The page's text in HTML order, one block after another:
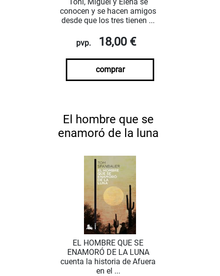
conocen y se hacen amigos
desde que los tres tienen ...
pvp. 18,00 €
comprar
El hombre que se
enamoró de la luna
EL HOMBRE QUE SE
ENAMORÓ DE LA LUNA
cuenta la historia de Afuera
en el ...